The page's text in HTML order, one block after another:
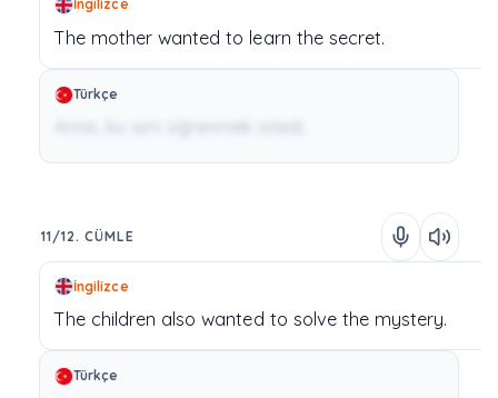
İngilizce
The motherwanted to learn the secret.
Türkçe
Anne, bu sırrı öğrenmek istedi.
11/12. CÜMLE
İngilizce
The children also wanted to solve the mystery.
Türkçe